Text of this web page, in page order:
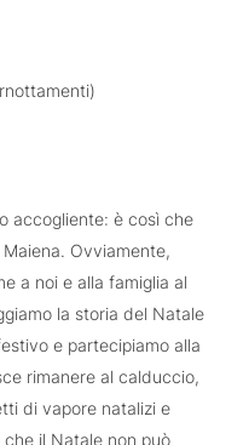
accogliente: è così che
Ovviamente,
a noi e alla famiglia al
la storia del Natale
e partecipiamo alla
rimanere al calduccio,
di vapore natalizi e
che il Natale non può